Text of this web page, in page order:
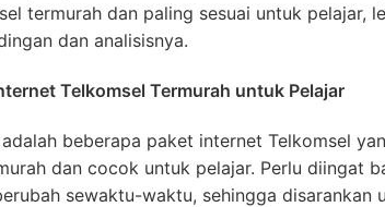
termurah dan paling sesuai untuk pelajar,
dan analisisnya.
Telkomsel Termurah untuk Pelajar
beberapa paket internet Telkomsel
dan cocok untuk pelajar. Perlu diingat
sewaktu-waktu, sehingga disarankan